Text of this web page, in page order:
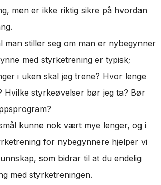
men er ikke riktig sikre på hvordan
man stiller seg om man er nybegynner
med styrketrening er typisk;
i uken skal jeg trene? Hvor lenge
Hvilke styrkeøvelser bør jeg ta? Bør
kunne nok vært mye lenger, og i
for nybegynnere hjelper vi
som bidrar til at du endelig
med styrketreningen.